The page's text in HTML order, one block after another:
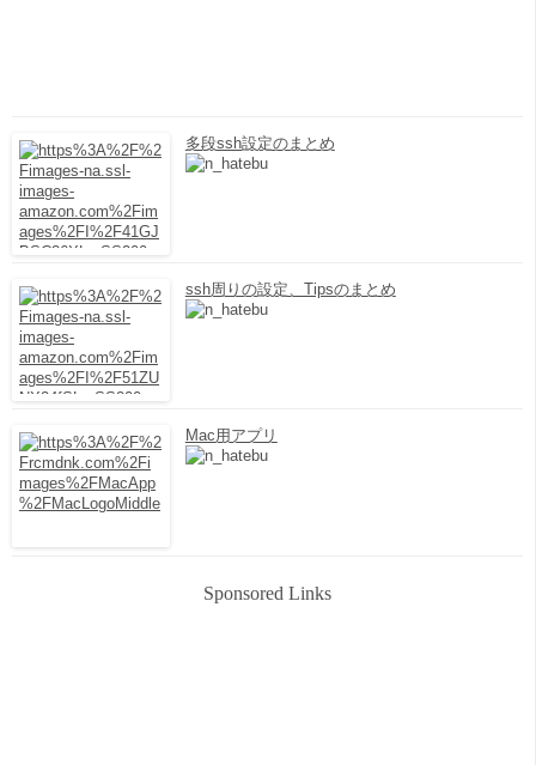
多段ssh設定のまとめ
ssh周りの設定、Tipsのまとめ
Mac用アプリ
Sponsored Links